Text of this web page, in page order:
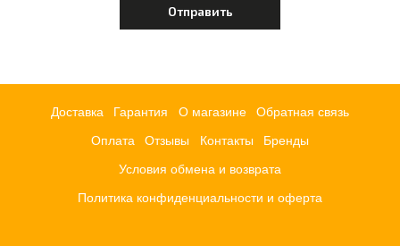
Доставка Гарантия О магазине Обратная связь
Оплата Отзывы Контакты Бренды
Условия обмена и возврата
Политика конфиденциальности и оферта